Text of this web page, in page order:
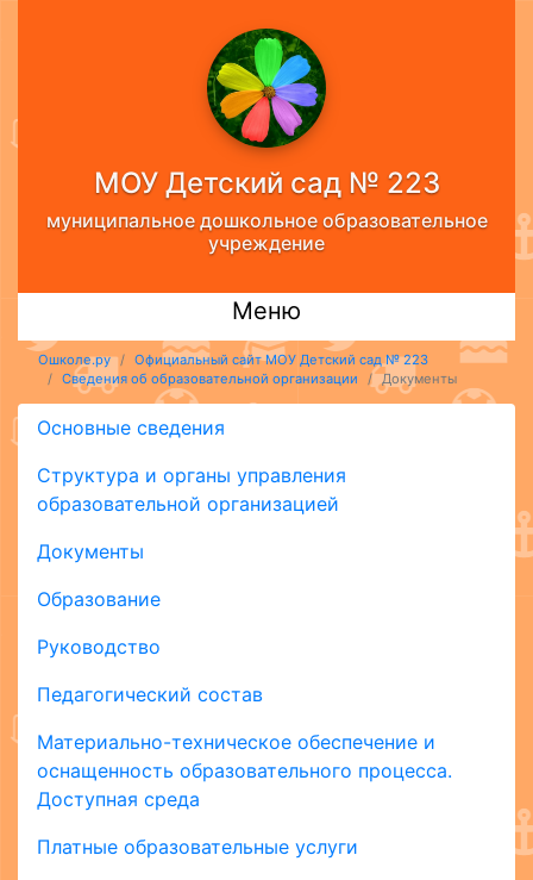
МОУ Детский сад № 223
муниципальное дошкольное образовательное
учреждение
Меню
Ошколе.ру
Официальный сайт МОУ Детский сад № 223
Сведения об образовательной организации
Документы
Основные сведения
Структура и органы управления
образовательной организацией
Документы
Образование
Руководство
Педагогический состав
Материально-техническое обеспечение и
оснащенность образовательного процесса.
Доступная среда
Платные образовательные услуги